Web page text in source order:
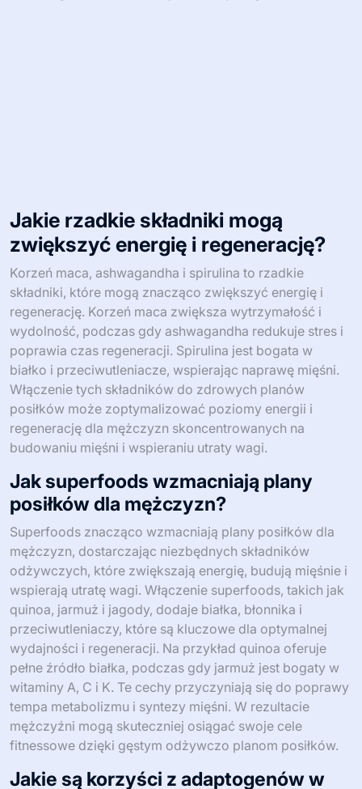
Jakie rzadkie składniki mogą
zwiększyć energię i regenerację?
Korzeń maca, ashwagandha i spirulina to rzadkie
składniki, które mogą znacząco zwiększyć energię i
regenerację. Korzeń maca zwiększa wytrzymałość i
wydolność, podczas gdy ashwagandha redukuje stres i
poprawia czas regeneracji. Spirulina jest bogata w
białko i przeciwutleniacze, wspierając naprawę mięśni.
Włączenie tych składników do zdrowych planów
posiłków może zoptymalizować poziomy energii i
regenerację dla mężczyzn skoncentrowanych na
budowaniu mięśni i wspieraniu utraty wagi.
Jak superfoods wzmacniają plany
posiłków dla mężczyzn?
Superfoods znacząco wzmacniają plany posiłków dla
mężczyzn, dostarczając niezbędnych składników
odżywczych, które zwiększają energię, budują mięśnie i
wspierają utratę wagi. Włączenie superfoods, takich jak
quinoa, jarmuż i jagody, dodaje białka, błonnika i
przeciwutleniaczy, które są kluczowe dla optymalnej
wydajności i regeneracji. Na przykład quinoa oferuje
pełne źródło białka, podczas gdy jarmuż jest bogaty w
witaminy A, C i K. Te cechy przyczyniają się do poprawy
tempa metabolizmu i syntezy mięśni. W rezultacie
mężczyźni mogą skuteczniej osiągać swoje cele
fitnessowe dzięki gęstym odżywczo planom posiłków.
Jakie są korzyści z adaptogenów w